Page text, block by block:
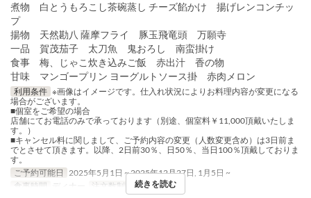
煮物 白とうもろこし茶碗蒸し チーズ餡かけ 揚げレンコンチッ
プ
揚物 天然勘八 薩摩フライ 豚玉飛竜頭 万願寺
一品 賀茂茄子 太刀魚 鬼おろし 南蛮掛け
食事 梅、じゃこ炊き込みご飯 赤出汁 香の物
甘味 マンゴープリン ヨーグルトソース掛 赤肉メロン
利用条件 ※画像はイメージです。仕入れ状況によりお料理内容が変更になる
場合がございます。
■個室をご希望の場合
店舗にてお電話のみで承っております（別途、個室料￥11,000頂戴いたしま
す。）
■キャンセル料に関しまして、ご予約内容の変更（人数変更含め）は3日前ま
でとさせて頂きます。以降、2日前30％、日50％、当日100％頂戴しておりま
す。
ご予約可能日 2025年5月1日 ~ 2025年12月27日, 1月5日 ~
食事時間
ディナー 注文数制限 2 ~ 12
続きを読む